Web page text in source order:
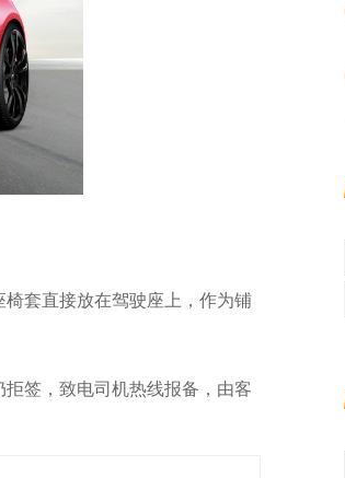
套直接放在驾驶座上，作为铺
签，致电司机热线报备，由客